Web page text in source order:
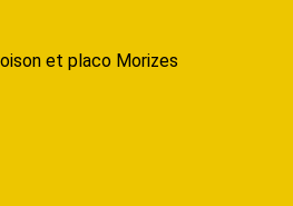
et placo Morizes